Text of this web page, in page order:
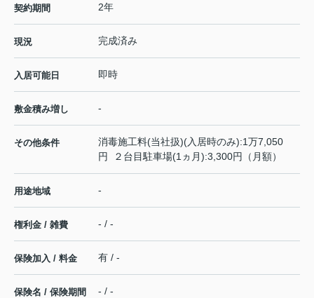
契約期間 2年
現況 完成済み
入居可能日 即時
敷金積み増し -
その他条件
消毒施工料(当社扱)(入居時のみ):1万7,050
円 ２台目駐車場(1ヵ月):3,300円（月額）
用途地域 -
権利金 / 雑費 - / -
保険加入 / 料金 有 / -
保険名 / 保険期間 - / -